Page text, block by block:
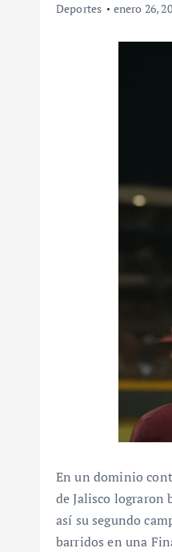
Deportes enero 26,
En un dominio
de Jalisco lograron
así su segundo
barridos en una